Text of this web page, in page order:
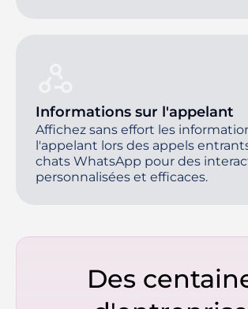
Informations sur l'appelant
Affichez sans effort les
l'appelant lors des appels
chats WhatsApp pour des
personnalisées et efficaces.
Des